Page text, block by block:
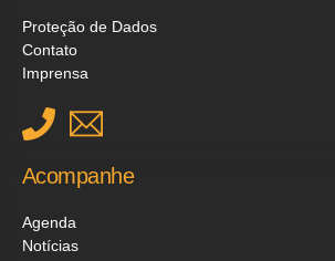
Proteção de Dados
Contato
Imprensa
Acompanhe
Agenda
Notícias